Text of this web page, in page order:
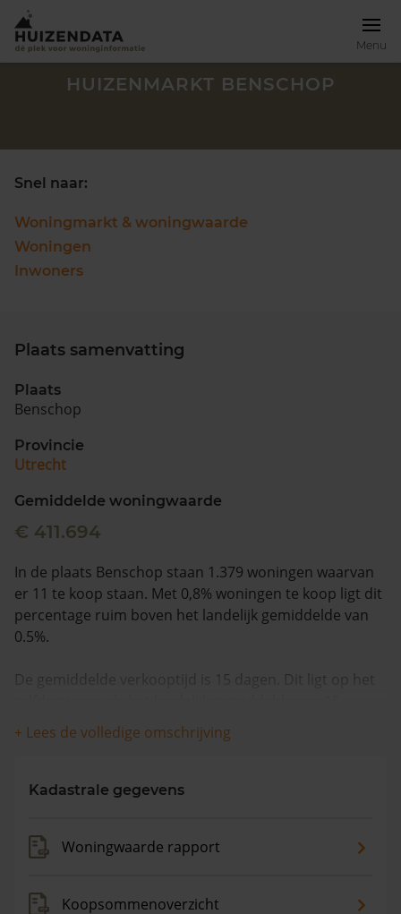
Menu
Zoek een woning
088 220 4200
Maandag t/m vrijdag - 08:00 -18:00
HUIZENMARKT BENSCHOP
Snel naar:
Woningmarkt & woningwaarde
Woningen
Inwoners
Plaats samenvatting
Plaats
Benschop
Provincie
Utrecht
Gemiddelde woningwaarde
€ 411.694
In de plaats Benschop staan 1.379 woningen waarvan
er 11 te koop staan. Met 0,8% woningen te koop ligt dit
percentage ruim boven het landelijk gemiddelde van
0.5%.
De gemiddelde verkooptijd is 15 dagen. Dit ligt op het
dagen.
worden appartementen gemiddeld voor €600.000
maanden is de gemiddelde woningwaarde met 9,2%
+ Lees de volledige omschrijving
Kadastrale gegevens
Woningwaarde rapport
Koopsommenoverzicht